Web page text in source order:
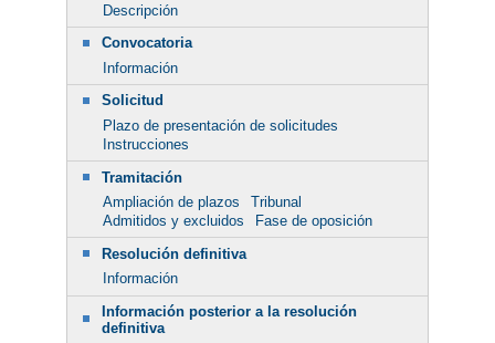
Descripción
Convocatoria
Información
Solicitud
Plazo de presentación de solicitudes
Instrucciones
Tramitación
Ampliación de plazos
Tribunal
Admitidos y excluidos
Fase de oposición
Resolución definitiva
Información
Información posterior a la resolución
definitiva